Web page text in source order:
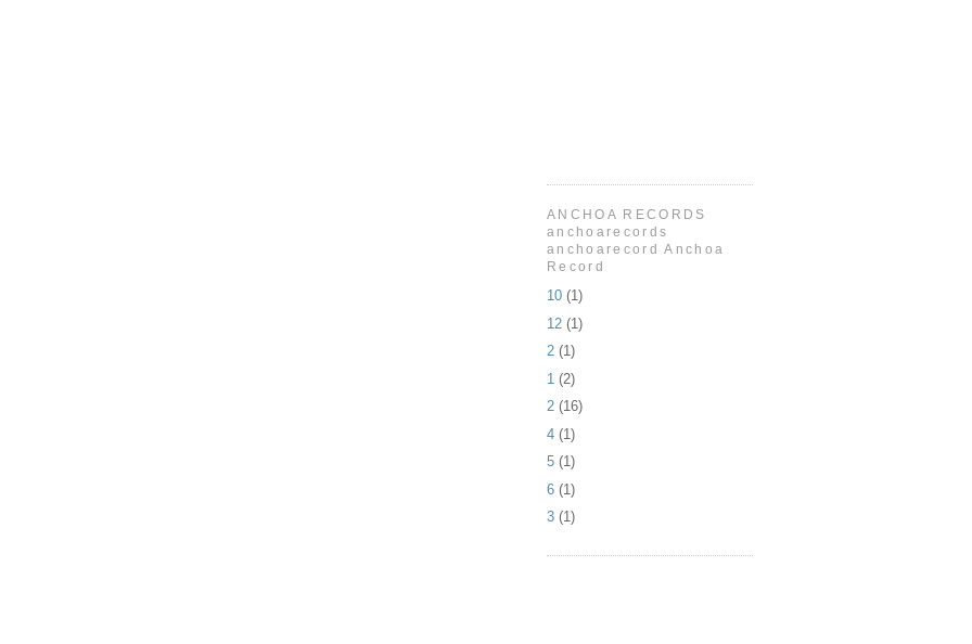
ANCHOA RECORDS
anchoarecords
anchoarecord Anchoa
Record
10 (1)
12 (1)
2 (1)
1 (2)
2 (16)
4 (1)
5 (1)
6 (1)
3 (1)